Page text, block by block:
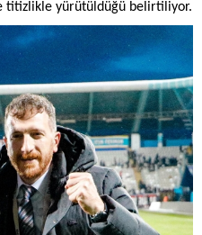
titizlikle yürütüldüğü belirtiliyor.